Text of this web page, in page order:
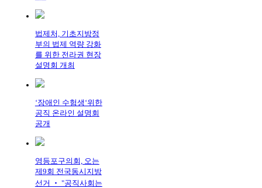
법제처, 기초지방정
부의 법제 역량 강화
를 위한 전라권 현장
설명회 개최
‘장애인 수험생‘위한
공직 온라인 설명회
공개
영등포구의회, 오는
제9회 전국동시지방
선거 ‧ "공직사회는